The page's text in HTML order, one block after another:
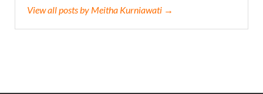
View all posts by Meitha Kurniawati →